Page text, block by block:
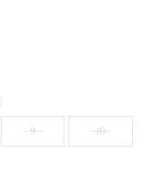
9 10